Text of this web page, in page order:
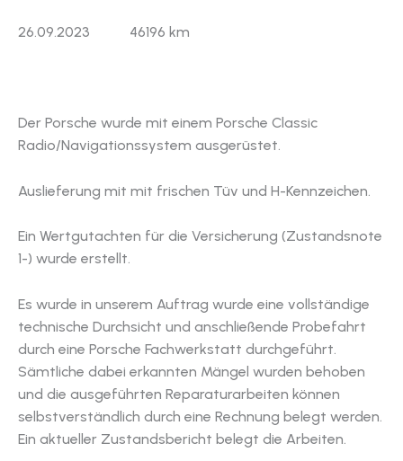
26.09.2023 46196 km
Der Porsche wurde mit einem Porsche Classic
Radio/Navigationssystem ausgerüstet.
Auslieferung mit mit frischen Tüv und H-Kennzeichen.
Ein Wertgutachten für die Versicherung (Zustandsnote
1-) wurde erstellt.
Es wurde in unserem Auftrag wurde eine vollständige
technische Durchsicht und anschließende Probefahrt
durch eine Porsche Fachwerkstatt durchgeführt.
Sämtliche dabei erkannten Mängel wurden behoben
und die ausgeführten Reparaturarbeiten können
selbstverständlich durch eine Rechnung belegt werden.
Ein aktueller Zustandsbericht belegt die Arbeiten.